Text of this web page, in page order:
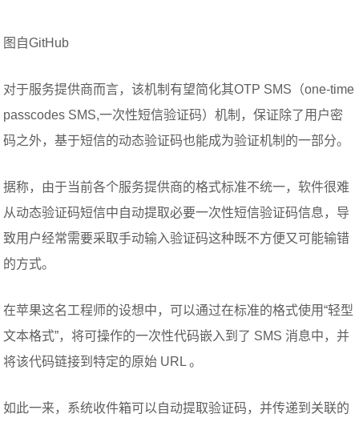
图自GitHub
对于服务提供商而言，该机制有望简化其OTP SMS（one-time
passcodes SMS,一次性短信验证码）机制，保证除了用户密
码之外，基于短信的动态验证码也能成为验证机制的一部分。
据称，由于当前各个服务提供商的格式标准不统一，软件很难
从动态验证码短信中自动提取必要一次性短信验证码信息，导
致用户经常需要采取手动输入验证码这种既不方便又可能输错
的方式。
在苹果这名工程师的设想中，可以通过在标准的格式使用“轻型
文本格式”，将可操作的一次性代码嵌入到了 SMS 消息中，并
将该代码链接到特定的原始 URL 。
如此一来，系统收件箱可以自动提取验证码，并传递到关联的